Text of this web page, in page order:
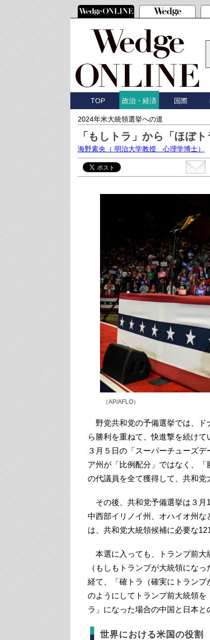
TOP 政治・経済 国際
2024年米大統領選挙への道
「もしトラ」から「ほぼ
海野素央 （ 明治大学教授 心理学博士）
（AP/AFLO）
野党共和党の予備選挙では、ド
ら勝利を重ねて、快進撃を続け
３月５日の「スーパーチューズ
ア州が「比例配分」ではなく、
の代議員を全て獲得して、共和党
その後、共和党予備選挙は３月
中西部イリノイ州、オハイオ州
は、共和党大統領候補に必要な
本選に入っても、トランプ前大
（もしもトランプが大統領にな
経て、「確トラ（確実にトラン
のようにしてトランプ前大統領を
ラ」になった場合の中国と日本と
世界における米国の役割